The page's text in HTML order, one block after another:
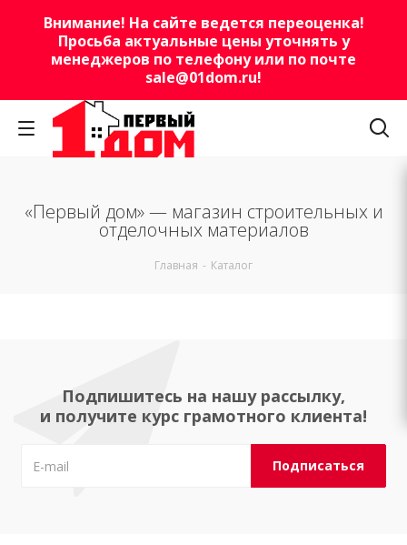
Внимание! На сайте ведется переоценка!
Просьба актуальные цены уточнять у
менеджеров по телефону или по почте
sale@01dom.ru!
«Первый дом» — магазин строительных и
отделочных материалов
Главная - Каталог
Подпишитесь на нашу рассылку,
и получите курс грамотного клиента!